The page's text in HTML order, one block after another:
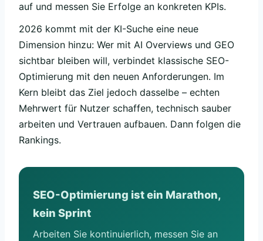
auf und messen Sie Erfolge an konkreten KPIs.
2026 kommt mit der KI-Suche eine neue
Dimension hinzu: Wer mit AI Overviews und GEO
sichtbar bleiben will, verbindet klassische SEO-
Optimierung mit den neuen Anforderungen. Im
Kern bleibt das Ziel jedoch dasselbe – echten
Mehrwert für Nutzer schaffen, technisch sauber
arbeiten und Vertrauen aufbauen. Dann folgen die
Rankings.
SEO-Optimierung ist ein Marathon,
kein Sprint
Arbeiten Sie kontinuierlich, messen Sie an